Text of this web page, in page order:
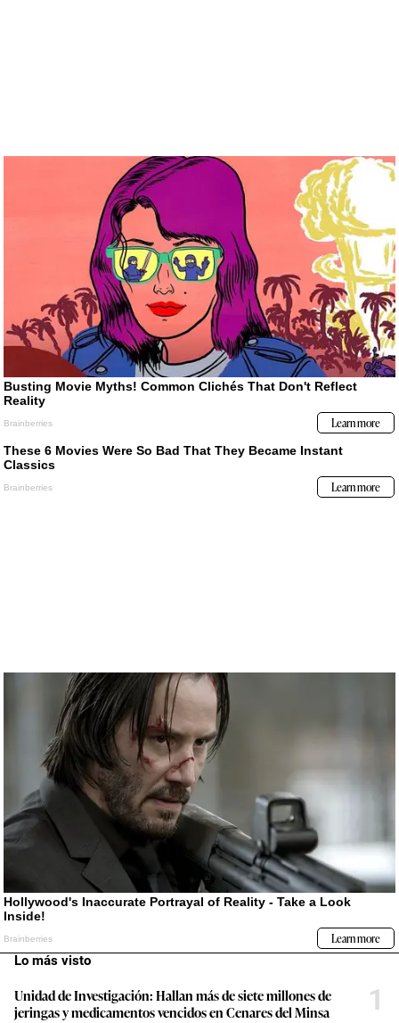
Lo más visto
Unidad de Investigación: Hallan más de siete millones de
jeringas y medicamentos vencidos en Cenares del Minsa
1